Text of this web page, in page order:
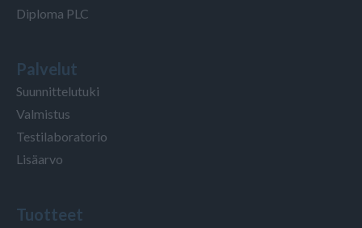
Diploma PLC
Palvelut
Suunnittelutuki
Valmistus
Testilaboratorio
Lisäarvo
Tuotteet